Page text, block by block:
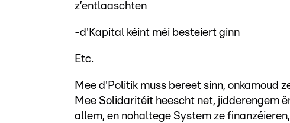
z’entlaaschten
-d'Kapital kéint méi besteiert ginn
Etc.
Mee d'Politik muss bereet sinn, onkamoud
Mee Solidaritéit heescht net, jidderengem
allem, en nohaltege System ze